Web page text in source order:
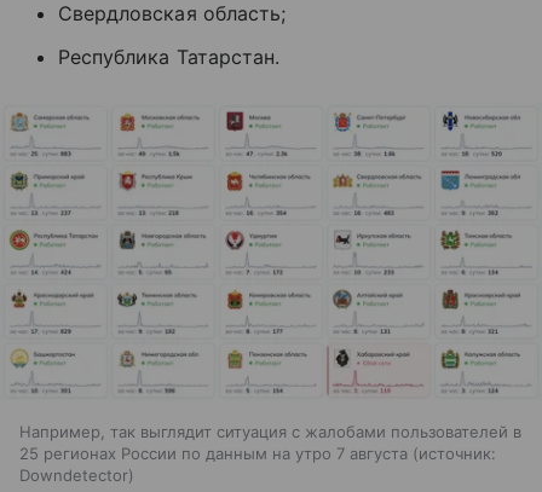
Свердловская область;
Республика Татарстан.
Например, так выглядит ситуация с жалобами пользователей в
25 регионах России по данным на утро 7 августа
источник:
Downdetector